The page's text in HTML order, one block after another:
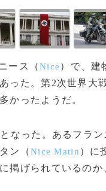
ース（Nice ）で、建
った。第2次世界大
かったようだ。
なった。あるフラ
ン（Nice Matin ）に
掲げられているの